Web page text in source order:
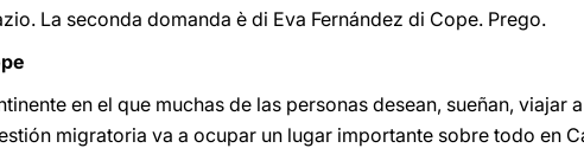
La seconda domanda è di Eva Fernández di Cope. Prego.
en el que muchas de las personas desean, sueñan, viajar
migratoria va a ocupar un lugar importante sobre todo en